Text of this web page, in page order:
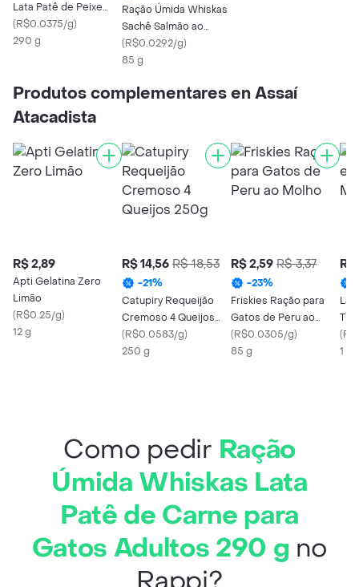
Lata Patê de Peixe
para Gatos Adultos
290 g
(R$0.0375/g)
290 g
Ração Úmida Whiskas
Sachê Salmão ao
Molho para Gatos
Adultos 85 g
(R$0.0292/g)
85 g
Produtos complementares en Assaí
Atacadista
R$ 2,89
Apti Gelatina Zero
Limão
(R$0.25/g)
12 g
R$ 14,56 R$ 18,53
-21%
Catupiry Requeijão
Cremoso 4 Queijos
250g
(R$0.0583/g)
250 g
R$ 2,59 R$ 3,37
-23%
Friskies Ração para
Gatos de Peru ao
Molho
(R$0.0305/g)
85 g
R$
g
(
1 X
Como pedir Ração
Úmida Whiskas Lata
Patê de Carne para
Gatos Adultos 290 g no